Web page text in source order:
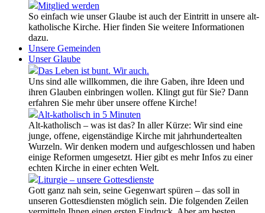
Mitglied werden
So einfach wie unser Glaube ist auch der Eintritt in unsere alt-
katholische Kirche. Hier finden Sie weitere Informationen
dazu.
Unsere Gemeinden
Unser Glaube
Das Leben ist bunt. Wir auch.
Uns sind alle willkommen, die ihre Gaben, ihre Ideen und
ihren Glauben einbringen wollen. Klingt gut für Sie? Dann
erfahren Sie mehr über unsere offene Kirche!
Alt-katholisch in 5 Minuten
Alt-katholisch – was ist das? In aller Kürze: Wir sind eine
junge, offene, eigenständige Kirche mit jahrhundertealten
Wurzeln. Wir denken modern und aufgeschlossen und haben
einige Reformen umgesetzt. Hier gibt es mehr Infos zu einer
echten Kirche in einer echten Welt.
Liturgie – unsere Gottesdienste
Gott ganz nah sein, seine Gegenwart spüren – das soll in
unseren Gottesdiensten möglich sein. Die folgenden Zeilen